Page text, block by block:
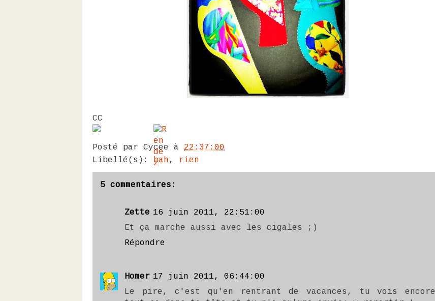
CC
Posté par Cycee à 22:37:00
Libellé(s): bah, rien
5 commentaires:
Zette 16 juin 2011, 22:51:00
Et ça marche aussi avec les cigales ;)
Répondre
Homer 17 juin 2011, 06:44:00
Le pire, c'est qu'en rentrant de vacances, tu vois encore